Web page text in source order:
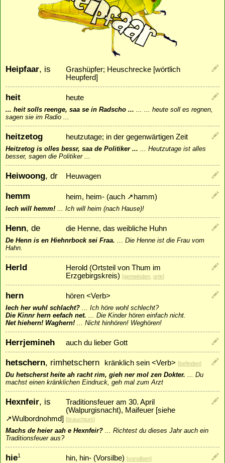
Heipfaar, is
Grashüpfer; Heuschrecke [wörtlich
Heupferd]
heit heute
... heit solls reenge, saa se in Radscho ...
... heute soll es regnen,
sagen sie im Radio ...
heitzetog heutzutage; in der gegenwärtigen Zeit
Heitzetog is olles bessr, saa de Politiker ...
Heutzutage ist alles
besser, sagen die Politiker ...
Heiwoong, dr Heuwagen
hemm heim, heim- (auch ↗ hamm)
Iech will hemm! Ich will heim (nach Hause)!
Henn, de die Henne, das weibliche Huhn
De Henn is en Hiehnrbock sei Fraa.
Die Henne ist die Frau vom
Hahn.
Herld
Herold (Ortsteil von Thum im
Erzgebirgskreis) [gemeinden orte]
hern hören <Verb>
Iech her wuhl schlacht?
Ich höre wohl schlecht?
Die Kinnr hern eefach net.
Die Kinder hören einfach nicht.
Net hiehern! Waghern!
Nicht hinhören! Weghören!
Herrjemineh auch du lieber Gott
hetschern, rimhetschern kränklich sein <Verb> [befinden]
Du hetscherst heite ah racht rim, gieh ner mol zen Dokter.
Du
machst einen kränklichen Eindruck, geh mal zum Arzt
Hexnfeir, is
Traditionsfeuer am 30. April
(Walpurgisnacht), Maifeuer [siehe
↗Wulbordnohmd] [brauchtum]
Machs de heier aah e Hexnfeir?
Richtest du dieses Jahr auch ein
Traditionsfeuer aus?
hie1 hin, hin- (Vorsilbe) [vorsilben]